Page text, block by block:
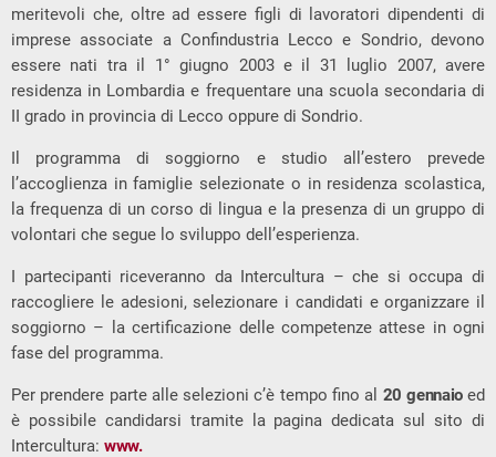
meritevoli che, oltre ad essere figli di lavoratori dipendenti di
imprese associate a Confindustria Lecco e Sondrio, devono
essere nati tra il 1° giugno 2003 e il 31 luglio 2007, avere
residenza in Lombardia e frequentare una scuola secondaria di
II grado in provincia di Lecco oppure di Sondrio.
Il programma di soggiorno e studio all’estero prevede
l’accoglienza in famiglie selezionate o in residenza scolastica,
la frequenza di un corso di lingua e la presenza di un gruppo di
volontari che segue lo sviluppo dell’esperienza.
I partecipanti riceveranno da Intercultura – che si occupa di
raccogliere le adesioni, selezionare i candidati e organizzare il
soggiorno – la certificazione delle competenze attese in ogni
fase del programma.
Per prendere parte alle selezioni c’è tempo fino al 20 gennaioed
è possibile candidarsi tramite la pagina dedicata sul sito di
Intercultura: www.